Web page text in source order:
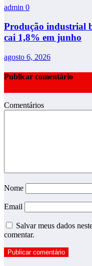
admin 0
Produção industrial
cai 1,8% em junho
agosto 6, 2026
Publicar comentário
Comentários
Nome
Email
Salvar meus dados
comentar.